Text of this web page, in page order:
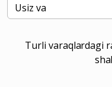
Turli varaqlardagi